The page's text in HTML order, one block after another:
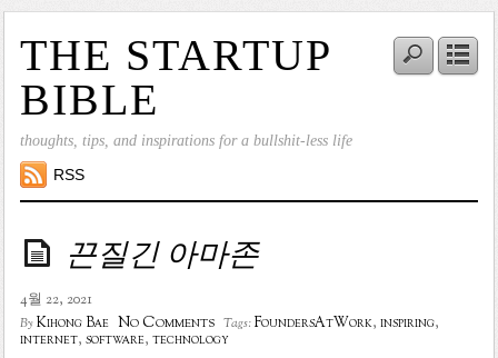
THE STARTUP
BIBLE
thoughts, tips, and inspirations for a bullshit-less life
RSS
끈질긴 아마존
4월 22, 2021
ByKihong Bae No Comments Tags:FoundersAtWork, inspiring,
internet, software, technology